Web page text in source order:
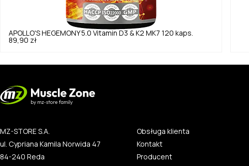
APOLLO'S HEGEMONY 5.0 Vitamin D3 & K2 MK7 120 kaps.
89,90 zł
MZ-STORE S.A.
ul. Cypriana Kamila Norwida 47
84-240 Reda
Obsługa klienta
Kontakt
Producent